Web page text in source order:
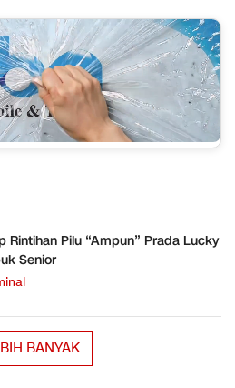
Rintihan Pilu “Ampun” Prada Lucky
Senior
BANYAK